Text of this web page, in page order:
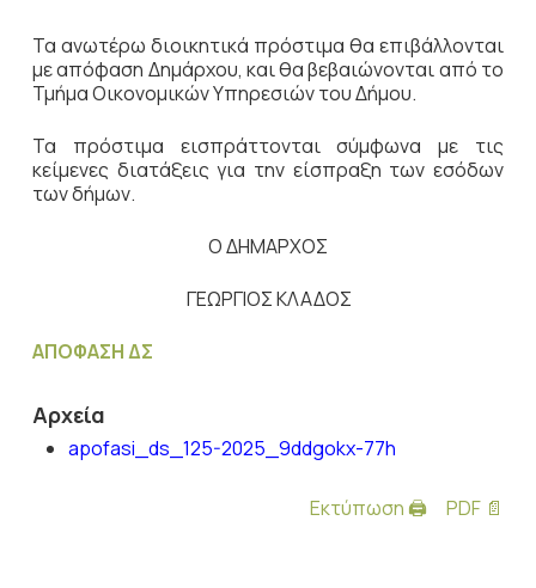
Τα ανωτέρω διοικητικά πρόστιμα θα επιβάλλονται
με απόφαση Δημάρχου, και θα βεβαιώνονται από το
Τμήμα Οικονομικών Υπηρεσιών του Δήμου.
Τα πρόστιμα εισπράττονται σύμφωνα με τις
κείμενες διατάξεις για την είσπραξη των εσόδων
των δήμων.
Ο ΔΗΜΑΡΧΟΣ
ΓΕΩΡΓΙΟΣ ΚΛΑΔΟΣ
ΑΠΟΦΑΣΗ ΔΣ
Αρχεία
apofasi_ds_125-2025_9ddgokx-77h
Εκτύπωση 🖨 PDF 📄